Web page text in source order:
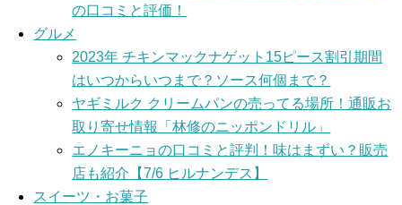
の口コミと評価！
グルメ
2023年 チキンマックナゲット15ピース割引期間
はいつからいつまで？ソース何個まで？
ヤギミルク クリームパンの売ってる場所！通販お
取り寄せ情報「林修のニッポンドリル」
エノキーニョの口コミと評判！味はまずい？販売
店も紹介【7/6 ヒルナンデス】
スイーツ・お菓子